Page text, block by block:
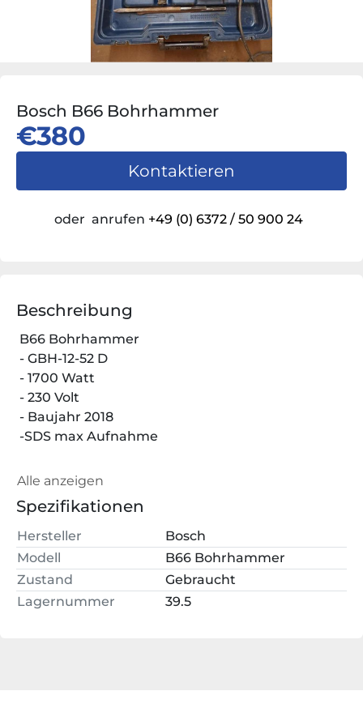
Bosch B66 Bohrhammer
€380
Kontaktieren
oder anrufen +49 (0) 6372 / 50 900 24
Beschreibung
B66 Bohrhammer
- GBH-12-52 D
- 1700 Watt
- 230 Volt
- Baujahr 2018
-SDS max Aufnahme
War partiell im Einsatz
Alle anzeigen
Spezifikationen
Hersteller
Bosch
Modell
B66 Bohrhammer
Zustand
Gebraucht
Lagernummer
39.5